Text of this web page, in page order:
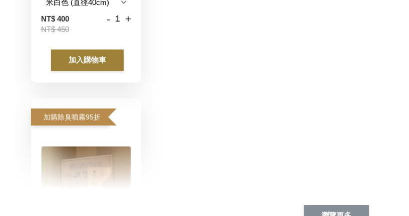
NT$ 400
NT$ 450
- +
加入購物車
加購除臭噴霧95折